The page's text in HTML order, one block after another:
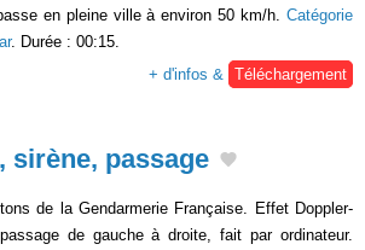
en pleine ville à environ 50 km/h. Catégorie
. Durée : 00:15.
+ d'infos &
Téléchargement
sirène, passage
de la Gendarmerie Française. Effet Doppler-
de gauche à droite, fait par ordinateur.